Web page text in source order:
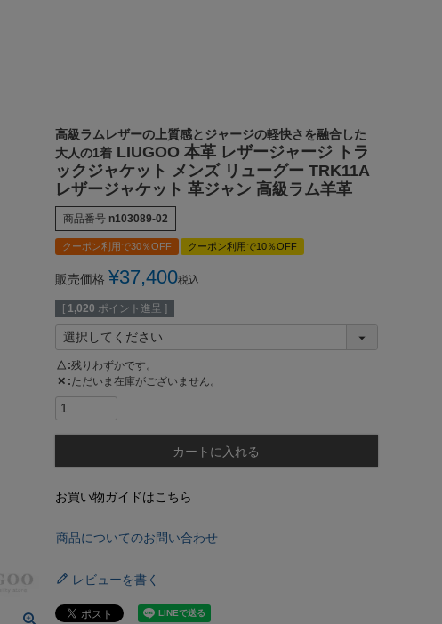
高級ラムレザーの上質感とジャージの軽快さを融合した
大人の1着 LIUGOO 本革 レザージャージ トラ
ックジャケット メンズ リューグー TRK11A
レザージャケット 革ジャン 高級ラム羊革
商品番号 n103089-02
クーポン利用で30％OFF クーポン利用で10％OFF
販売価格 ¥37,400税込
[ 1,020 ポイント進呈 ]
△ 残りわずかです。
✕ ただいま在庫がございません。
カートに入れる
お買い物ガイドはこちら
商品についてのお問い合わせ
レビューを書く